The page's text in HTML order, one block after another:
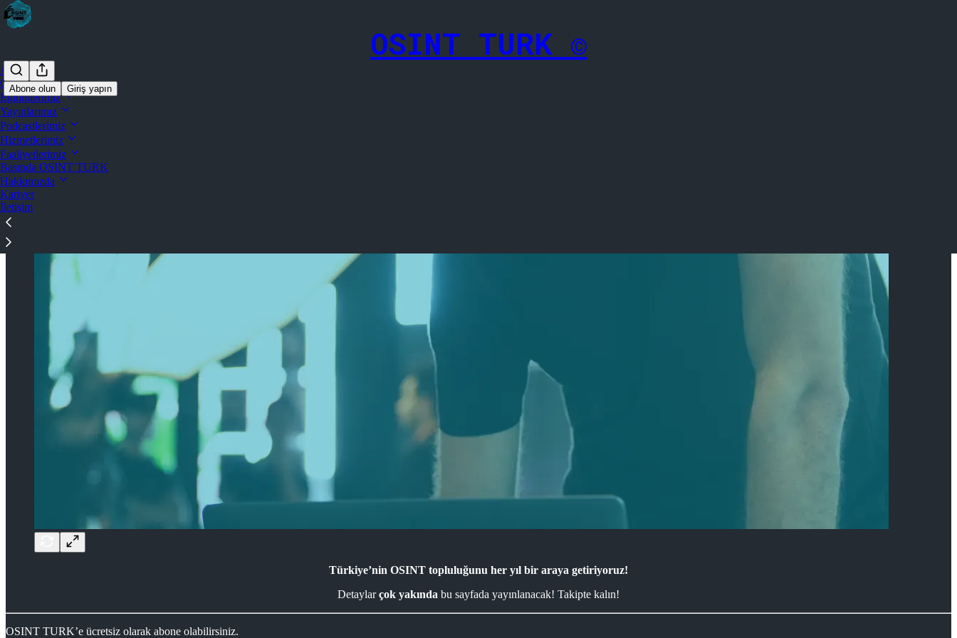
OSINT TURK ©
Abone olun Giriş yapın
Ana Sayfa
Chat
Eğitimlerimiz
Yayınlarımız
Podcastlerimiz
Hizmetlerimiz
Faaliyetlerimiz
Basında OSINT TURK
Hakkımızda
Kariyer
İletişim
OSINTFEST 2027
Türkiye’nin OSINT topluluğunu her yıl bir araya getiriyoruz!
Detaylarçok yakında bu sayfada yayınlanacak! Takipte kalın!
OSINT TURK’e ücretsiz olarak abone olabilirsiniz.